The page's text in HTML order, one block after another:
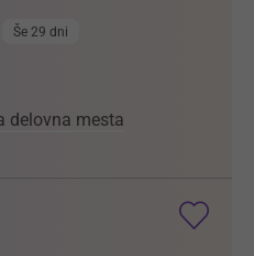
Še 29 dni
delovna mesta